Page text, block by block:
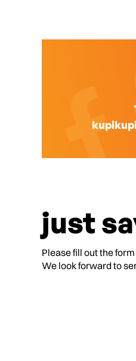
just
Please fill out the
We look forward to